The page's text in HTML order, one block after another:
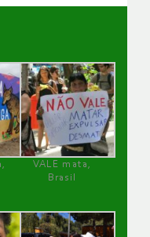
VALE mata,
Brasil